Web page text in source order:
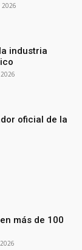
2026
industria
oficial de la
más de 100